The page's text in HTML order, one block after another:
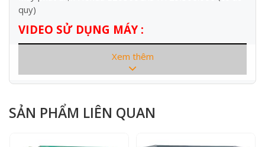
quy)
VIDEO SỬ DỤNG MÁY :
Xem thêm
SẢN PHẨM LIÊN QUAN